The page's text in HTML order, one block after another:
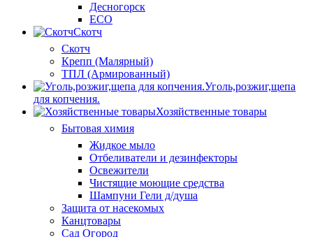
Десногорск
ECO
Скотч
Скотч
Крепп (Малярный)
ТПЛ (Армированный)
Уголь,розжиг,щепа
для копчения.
Хозяйственные товары
Бытовая химия
Жидкое мыло
Отбеливатели и дезинфекторы
Освежители
Чистящие моющие средства
Шампуни Гели д/душа
Защита от насекомых
Канцтовары
Сад Огород